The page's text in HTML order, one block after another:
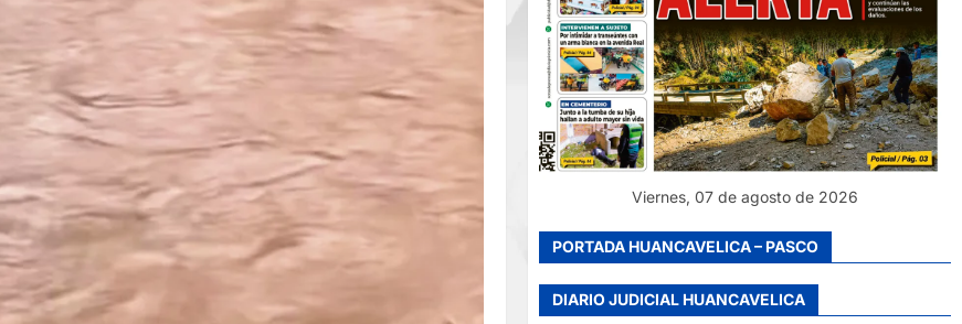
Viernes, 07 de agosto de 2026
PORTADA HUANCAVELICA – PASCO
DIARIO JUDICIAL HUANCAVELICA